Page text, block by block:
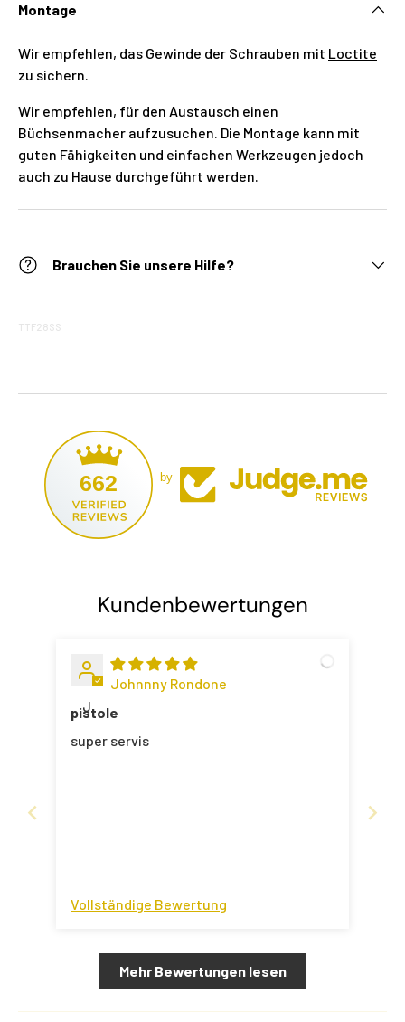
Montage
Wir empfehlen, das Gewinde der Schrauben mit Loctite
zu sichern.
Wir empfehlen, für den Austausch einen
Büchsenmacher aufzusuchen. Die Montage kann mit
guten Fähigkeiten und einfachen Werkzeugen jedoch
auch zu Hause durchgeführt werden.
Brauchen Sie unsere Hilfe?
TTF28SS
662 by
Kundenbewertungen
J
Johnnny Rondone
pistole
super servis
Vollständige Bewertung
Mehr Bewertungen lesen